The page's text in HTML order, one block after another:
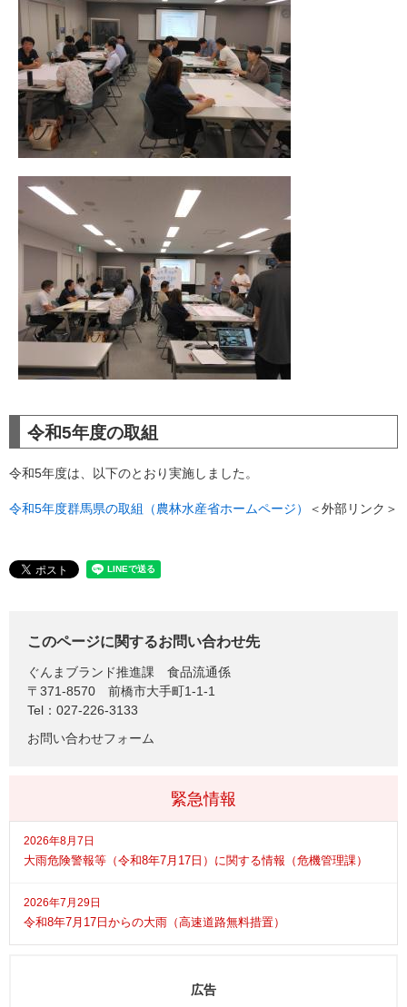
令和5年度の取組
令和5年度は、以下のとおり実施しました。
令和5年度群馬県の取組（農林水産省ホームページ） ＜外部リンク＞
このページに関するお問い合わせ先
ぐんまブランド推進課
食品流通係
〒371-8570
前橋市大手町1-1-1
Tel：027-226-3133
お問い合わせフォーム
緊急情報
2026年8月7日
大雨危険警報等（令和8年7月17日）に関する情報（危機管理課）
2026年7月29日
令和8年7月17日からの大雨（高速道路無料措置）
広告